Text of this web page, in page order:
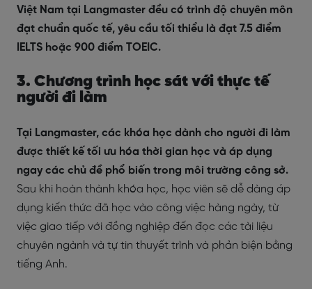
Việt Nam tại Langmaster đều có trình độ chuyên môn
đạt chuẩn quốc tế, yêu cầu tối thiểu là đạt 7.5 điểm
IELTS hoặc 900 điểm TOEIC.
3. Chương trình học sát với thực tế
người đi làm
Tại Langmaster, các khóa học dành cho người đi làm
được thiết kế tối ưu hóa thời gian học và áp dụng
ngay các chủ đề phổ biến trong môi trường công sở.
Sau khi hoàn thành khóa học, học viên sẽ dễ dàng áp
dụng kiến thức đã học vào công việc hàng ngày, từ
việc giao tiếp với đồng nghiệp đến đọc các tài liệu
chuyên ngành và tự tin thuyết trình và phản biện bằng
tiếng Anh.